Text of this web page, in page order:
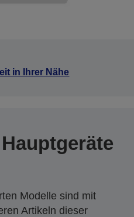
in Ihrer Nähe
Modelle sind mit
Artikeln dieser